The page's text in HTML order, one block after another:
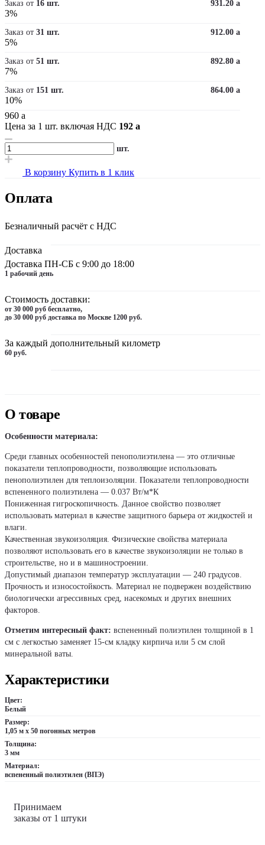
Заказ от 16 шт. 931.20 a
3%
Заказ от 31 шт. 912.00 a
5%
Заказ от 51 шт. 892.80 a
7%
Заказ от 151 шт. 864.00 a
10%
960 a
Цена за 1 шт. включая НДС 192 a
шт.
В корзину Купить в 1 клик
Оплата
Безналичный расчёт с НДС
Доставка
Доставка ПН-СБ с 9:00 до 18:00
1 рабочий день
Стоимость доставки:
от 30 000 руб бесплатно,
до 30 000 руб доставка по Москве 1200 руб.
За каждый дополнительный километр
60 руб.
О товаре
Особенности материала:
Среди главных особенностей пенополиэтилена — это отличные
показатели теплопроводности, позволяющие использовать
пенополиэтилен для теплоизоляции. Показатели теплопроводности
вспененного полиэтилена — 0.037 Вт/м*К
Пониженная гигроскопичность. Данное свойство позволяет
использовать материал в качестве защитного барьера от жидкостей и
влаги.
Качественная звукоизоляция. Физические свойства материала
позволяют использовать его в качестве звукоизоляции не только в
строительстве, но и в машиностроении.
Допустимый диапазон температур эксплуатации — 240 градусов.
Прочность и износостойкость. Материал не подвержен воздействию
биологически агрессивных сред, насекомых и других внешних
факторов.
Отметим интересный факт: вспененный полиэтилен толщиной в 1
см с легкостью заменяет 15-см кладку кирпича или 5 см слой
минеральной ваты.
Характеристики
Цвет:
Белый
Размер:
1,05 м х 50 погонных метров
Толщина:
3 мм
Материал:
вспененный полиэтилен (ВПЭ)
Принимаем
заказы от 1 штуки